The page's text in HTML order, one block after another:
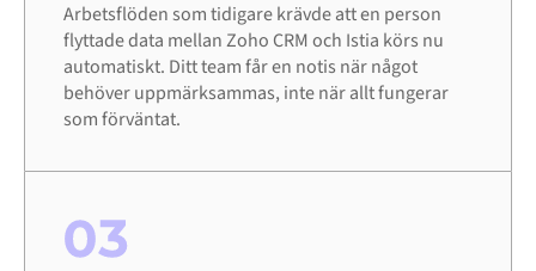
Arbetsflöden som tidigare krävde att en person
flyttade data mellan Zoho CRM och Istia körs nu
automatiskt. Ditt team får en notis när något
behöver uppmärksammas, inte när allt fungerar
som förväntat.
03